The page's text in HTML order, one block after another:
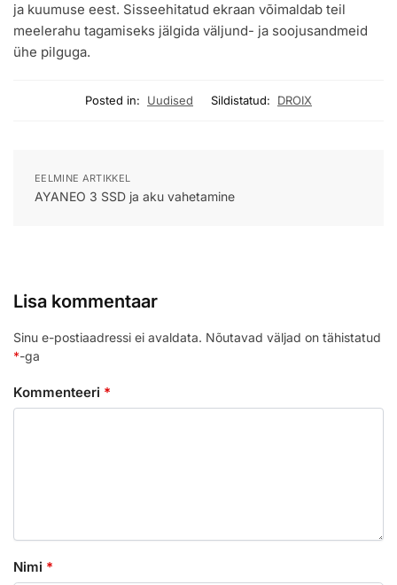
ja kuumuse eest. Sisseehitatud ekraan võimaldab teil
meelerahu tagamiseks jälgida väljund- ja soojusandmeid
ühe pilguga.
Posted in: Uudised Sildistatud: DROIX
EELMINE ARTIKKEL
AYANEO 3 SSD ja aku vahetamine
Lisa kommentaar
Sinu e-postiaadressi ei avaldata. Nõutavad väljad on tähistatud
*-ga
Kommenteeri *
Nimi *